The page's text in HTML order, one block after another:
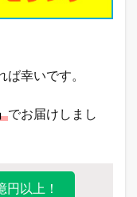
幸いです。
でお届けしまし
以上！